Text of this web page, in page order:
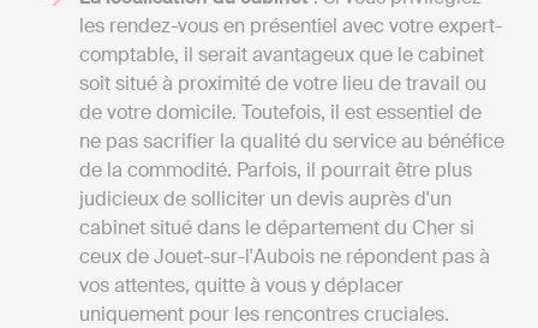
les rendez-vous en présentiel avec votre expert-
comptable, il serait avantageux que le cabinet
soit situé à proximité de votre lieu de travail ou
de votre domicile. Toutefois, il est essentiel de
ne pas sacrifier la qualité du service au bénéfice
de la commodité. Parfois, il pourrait être plus
judicieux de solliciter un devis auprès d'un
cabinet situé dans le département du Cher si
ceux de Jouet-sur-l'Aubois ne répondent pas à
vos attentes, quitte à vous y déplacer
uniquement pour les rencontres cruciales.